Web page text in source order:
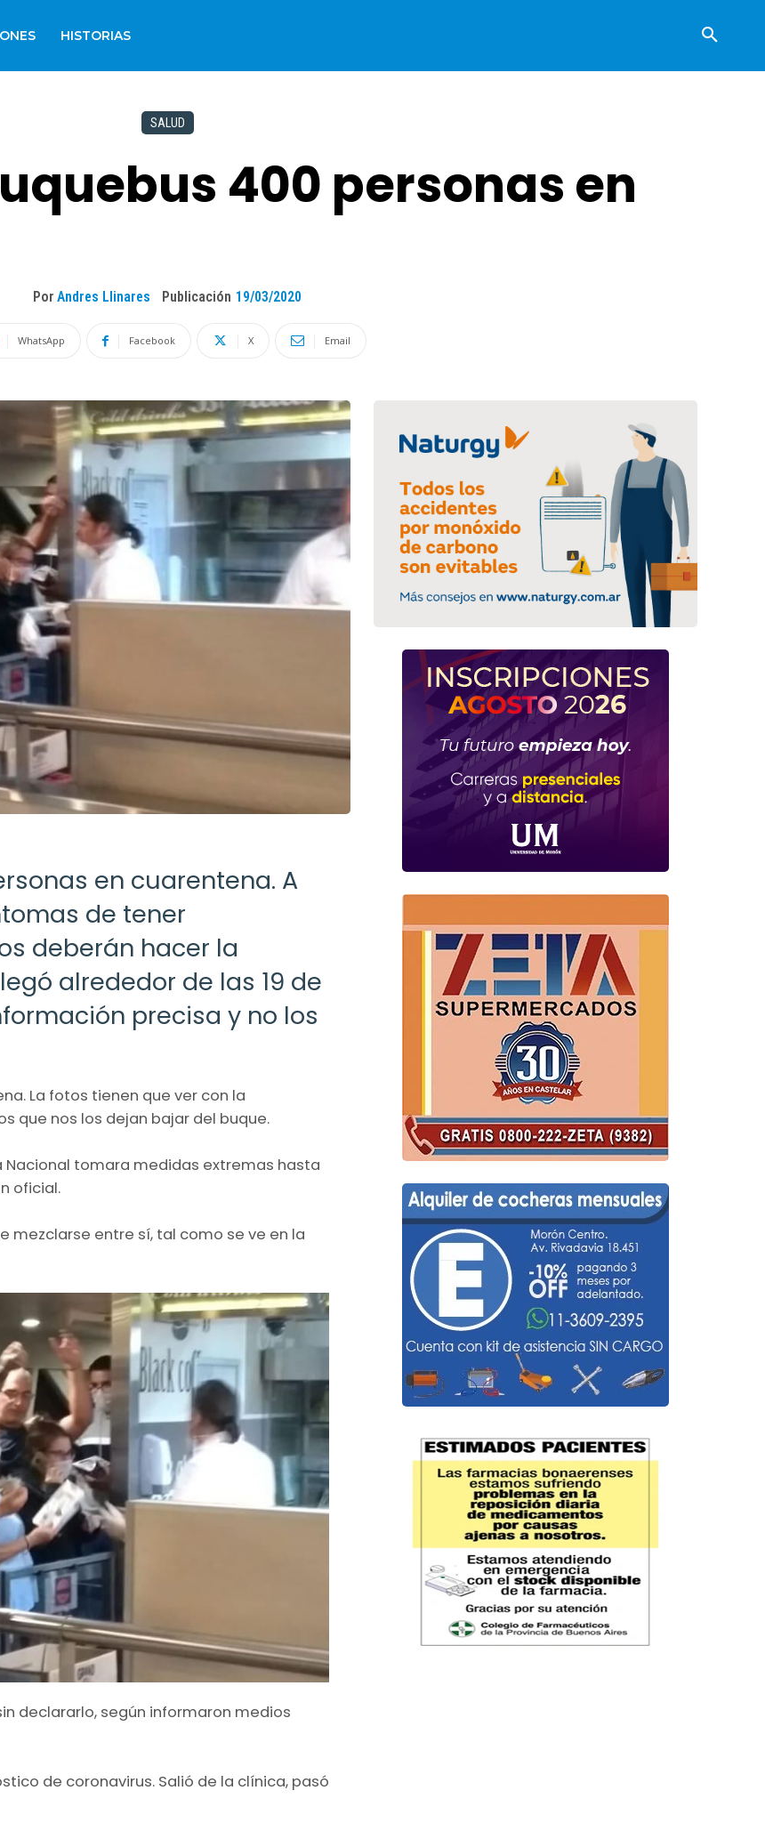
HISTORIAS
SALUD
400 personas en
Por Andres Llinares Publicación 19/03/2020
WhatsApp Facebook X Email
en cuarentena. A
de tener
deberán hacer la
alrededor de las 19 de
precisa y no los
La fotos tienen que ver con la
que nos los dejan bajar del buque.
Nacional tomara medidas extremas hasta
oficial.
mezclarse entre sí, tal como se ve en la
declararlo, según informaron medios
de coronavirus. Salió de la clínica, pasó